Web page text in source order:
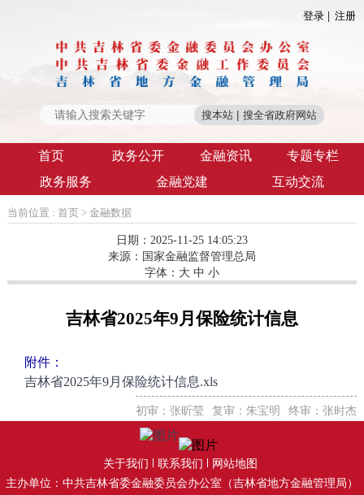
登录 注册
首页 政务公开 金融资讯
专题专栏
政务服务
金融党建 互动交流
当前位置 : 首页 > 金融数据
日期：2025-11-25 14:05:23
来源： 国家金融监督管理总局
字体： 大 中 小
吉林省2025年9月保险统计信息
附件：
吉林省2025年9月保险统计信息.xls
初审：张昕莹 复审：朱宝明 终审：张时杰
关于我们 联系我们
网站地图
主办单位：中共吉林省委金融委员会办公室（吉林省地方金融管理局）